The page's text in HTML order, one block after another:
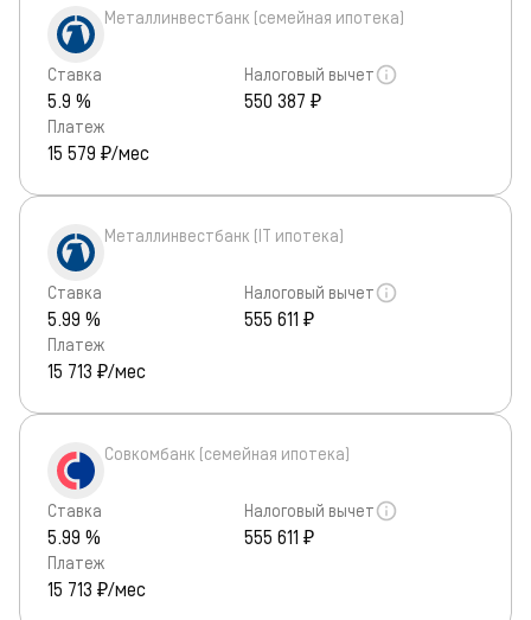
Металлинвестбанк (семейная ипотека)
Ставка
5.9 %
Налоговый вычет
550 387 ₽
Платеж
15 579 ₽/мес
Металлинвестбанк (IT ипотека)
Ставка
5.99 %
Налоговый вычет
555 611 ₽
Платеж
15 713 ₽/мес
Совкомбанк (семейная ипотека)
Ставка
5.99 %
Налоговый вычет
555 611 ₽
Платеж
15 713 ₽/мес